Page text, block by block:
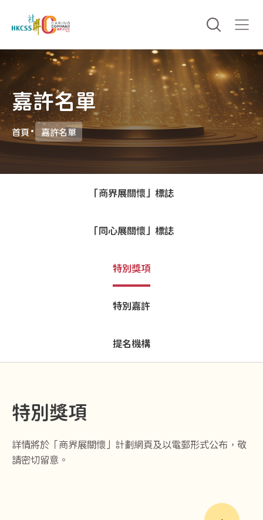
嘉許名單
首頁 嘉許名單
「商界展關懷」標誌
「同心展關懷」標誌
特別獎項
特別嘉許
提名機構
特別獎項
詳情將於「商界展關懷」計劃網頁及以電郵形式公布，敬
請密切留意。